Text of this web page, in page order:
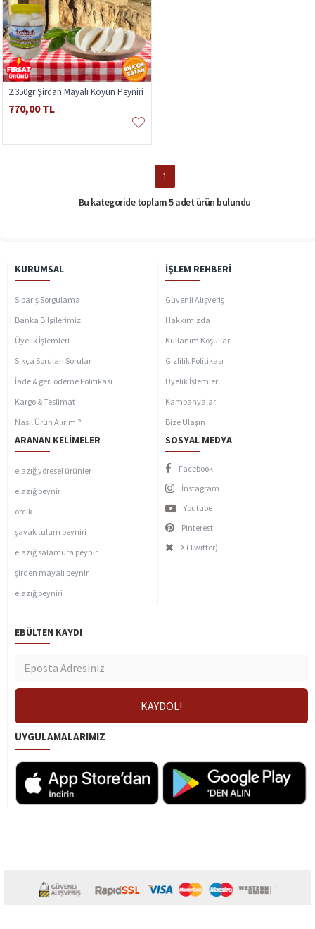
2.350gr Şirdan Mayalı Koyun Peyniri
770,00 TL
1
Bu kategoride toplam 5 adet ürün bulundu
KURUMSAL
Sipariş Sorgulama
Banka Bilgilerimiz
Üyelik İşlemleri
Sıkça Sorulan Sorular
İade & geri ödeme Politikası
Kargo & Teslimat
Nasıl Ürün Alırım ?
İŞLEM REHBERI
Güvenli Alışveriş
Hakkımızda
Kullanım Koşulları
Gizlilik Politikası
Üyelik İşlemleri
Kampanyalar
Bize Ulaşın
ARANAN KELIMELER
elazığ yöresel ürünler
elazığ peynir
orcik
şavak tulum peyniri
elazığ salamura peynir
şirden mayalı peynir
elazığ peyniri
SOSYAL MEDYA
Facebook
İnstagram
Youtube
Pinterest
X (Twitter)
EBÜLTEN KAYDI
UYGULAMALARIMIZ